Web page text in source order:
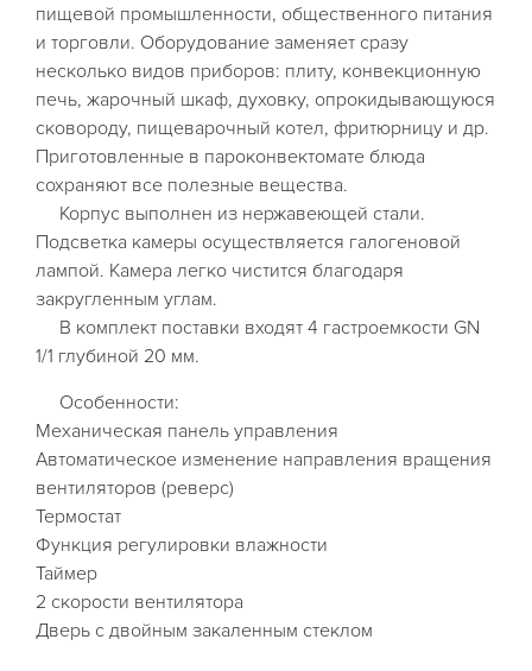
пищевой промышленности, общественного питания
и торговли. Оборудование заменяет сразу
несколько видов приборов: плиту, конвекционную
печь, жарочный шкаф, духовку, опрокидывающуюся
сковороду, пищеварочный котел, фритюрницу и др.
Приготовленные в пароконвектомате блюда
сохраняют все полезные вещества.
Корпус выполнен из нержавеющей стали.
Подсветка камеры осуществляется галогеновой
лампой. Камера легко чистится благодаря
закругленным углам.
В комплект поставки входят 4 гастроемкости GN
1/1 глубиной 20 мм.
Особенности:
Механическая панель управления
Автоматическое изменение направления вращения
вентиляторов (реверс)
Термостат
Функция регулировки влажности
Таймер
2 скорости вентилятора
Дверь с двойным закаленным стеклом